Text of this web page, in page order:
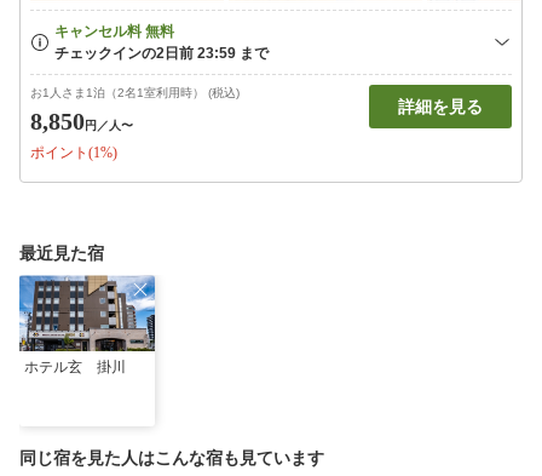
お1人さま1泊（2名1室利用時） (税込)
8,850円 ／人〜
ポイント(1%)
詳細を見る
最近見た宿
ホテル玄 掛川
同じ宿を見た人はこんな宿も見ています